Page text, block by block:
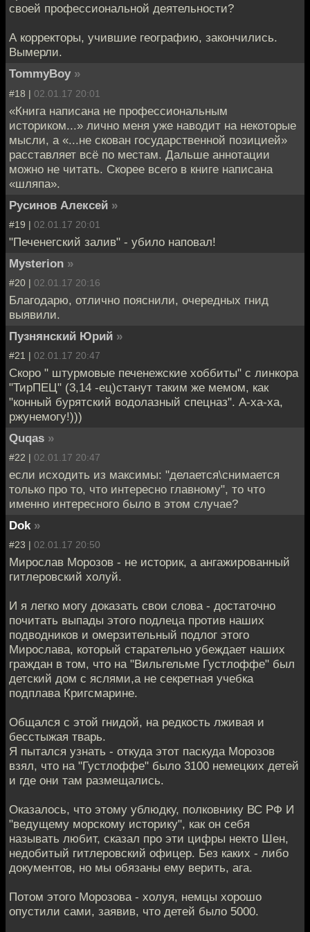
своей профессиональной деятельности?
А корректоры, учившие географию, закончились.
Вымерли.
TommyBoy »
#18 | 02.01.17 20:01
«Книга написана не профессиональным
историком...» лично меня уже наводит на некоторые
мысли, а «...не скован государственной позицией»
расставляет всё по местам. Дальше аннотации
можно не читать. Скорее всего в книге написана
«шляпа».
Русинов Алексей »
#19 | 02.01.17 20:01
"Печенегский залив" - убило наповал!
Mysterion »
#20 | 02.01.17 20:16
Благодарю, отлично пояснили, очередных гнид
выявили.
Пузнянский Юрий »
#21 | 02.01.17 20:47
Скоро " штурмовые печенежские хоббиты" с линкора
"ТирПЕЦ" (3,14 -ец)станут таким же мемом, как
"конный бурятский водолазный спецназ". А-ха-ха,
ржунемогу!)))
Quqas »
#22 | 02.01.17 20:47
если исходить из максимы: "делается\снимается
только про то, что интересно главному", то что
именно интересного было в этом случае?
Dok »
#23 | 02.01.17 20:50
Мирослав Морозов - не историк, а ангажированный
гитлеровский холуй.
И я легко могу доказать свои слова - достаточно
почитать выпады этого подлеца против наших
подводников и омерзительный подлог этого
Мирослава, который старательно убеждает наших
граждан в том, что на "Вильгельме Густлоффе" был
детский дом с яслями,а не секретная учебка
подплава Кригсмарине.
Общался с этой гнидой, на редкость лживая и
бесстыжая тварь.
Я пытался узнать - откуда этот паскуда Морозов
взял, что на "Густлоффе" было 3100 немецких детей
и где они там размещались.
Оказалось, что этому ублюдку, полковнику ВС РФ И
"ведущему морскому историку", как он себя
называть любит, сказал про эти цифры некто Шен,
недобитый гитлеровский офицер. Без каких - либо
документов, но мы обязаны ему верить, ага.
Потом этого Морозова - холуя, немцы хорошо
опустили сами, заявив, что детей было 5000.